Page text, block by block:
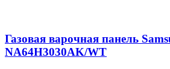
Газовая варочная панель
NA64H3030AK/WT